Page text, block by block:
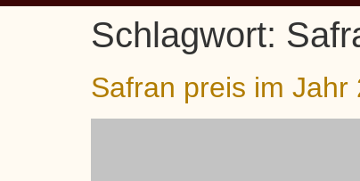
Schlagwort:
Safran preis im